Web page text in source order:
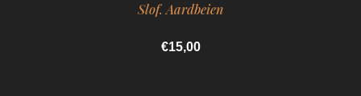
Slof. Aardbeien
€15,00